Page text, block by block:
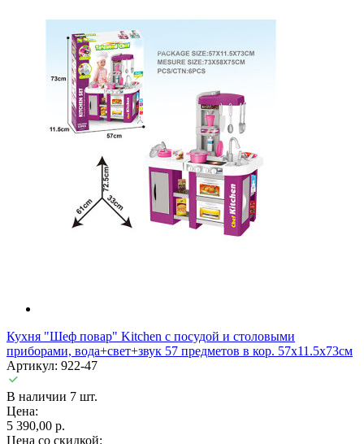
Кухня "Шеф повар" Kitchen с посудой и столовыми
приборами, вода+свет+звук 57 предметов в кор. 57х11.5х73см
Артикул: 922-47
В наличии 7 шт.
Цена:
5 390,00 р.
Цена со скидкой: